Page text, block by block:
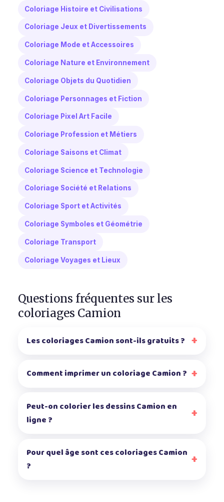
Coloriage Histoire et Civilisations
Coloriage Jeux et Divertissements
Coloriage Mode et Accessoires
Coloriage Nature et Environnement
Coloriage Objets du Quotidien
Coloriage Personnages et Fiction
Coloriage Pixel Art Facile
Coloriage Profession et Métiers
Coloriage Saisons et Climat
Coloriage Science et Technologie
Coloriage Société et Relations
Coloriage Sport et Activités
Coloriage Symboles et Géométrie
Coloriage Transport
Coloriage Voyages et Lieux
Questions fréquentes sur les
coloriages Camion
Les coloriages Camion sont-ils gratuits ?
Comment imprimer un coloriage Camion ?
Peut-on colorier les dessins Camion en
ligne ?
Pour quel âge sont ces coloriages Camion
?